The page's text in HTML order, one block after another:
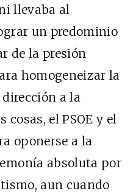
llevaba al
un predominio
de la presión
homogeneizar la
a la
el PSOE y el
oponerse a la
absoluta por
aun cuando